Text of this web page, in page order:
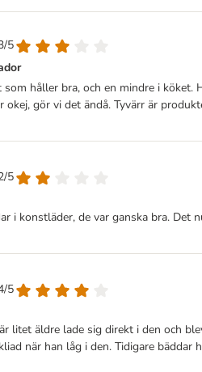
5
håller bra, och en mindre i
gör vi det ändå. Tyvärr är
5
i konstläder, de var ganska bra.
5
litet äldre lade sig direkt i den och
när han låg i den. Tidigare